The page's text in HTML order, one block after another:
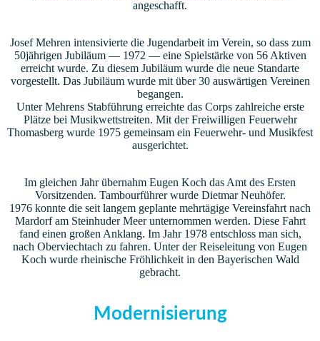
angeschafft.
Josef Mehren intensivierte die Jugendarbeit im Verein, so dass zum
50jährigen Jubiläum — 1972 — eine Spielstärke von 56 Aktiven
erreicht wurde. Zu diesem Jubiläum wurde die neue Standarte
vorgestellt. Das Jubiläum wurde mit über 30 auswärtigen Vereinen
begangen.
Unter Mehrens Stabführung erreichte das Corps zahlreiche erste
Plätze bei Musikwettstreiten. Mit der Freiwilligen Feuerwehr
Thomasberg wurde 1975 gemeinsam ein Feuerwehr- und Musikfest
ausgerichtet.
Im gleichen Jahr übernahm Eugen Koch das Amt des Ersten
Vorsitzenden. Tambourführer wurde Dietmar Neuhöfer.
1976 konnte die seit langem geplante mehrtägige Vereinsfahrt nach
Mardorf am Steinhuder Meer unternommen werden. Diese Fahrt
fand einen großen Anklang. Im Jahr 1978 entschloss man sich,
nach Oberviechtach zu fahren. Unter der Reiseleitung von Eugen
Koch wurde rheinische Fröhlichkeit in den Bayerischen Wald
gebracht.
Modernisierung